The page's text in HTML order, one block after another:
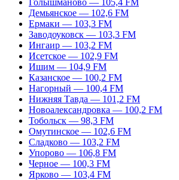
Голышманово — 105,4 FM
Демьянское — 102,6 FM
Ермаки — 103,3 FM
Заводоуковск — 103,3 FM
Ингаир — 103,2 FM
Исетское — 102,9 FM
Ишим — 104,9 FM
Казанское — 100,2 FM
Нагорный — 100,4 FM
Нижняя Тавда — 101,2 FM
Новоалександровка — 100,2 FM
Тобольск — 98,3 FM
Омутинское — 102,6 FM
Сладково — 103,2 FM
Упорово — 106,8 FM
Черное — 100,3 FM
Ярково — 103,4 FM